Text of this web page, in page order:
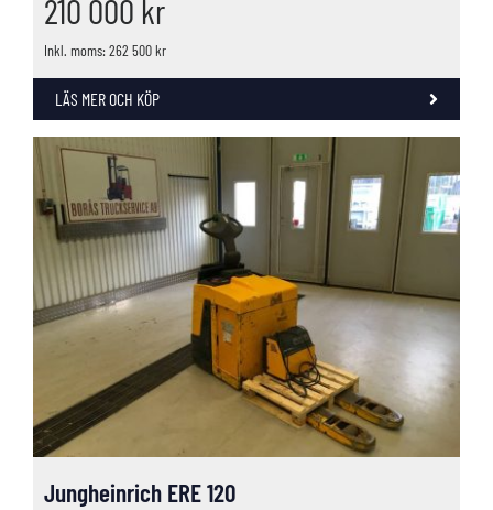
210 000 kr
Inkl. moms: 262 500 kr
LÄS MER OCH KÖP
Jungheinrich ERE 120